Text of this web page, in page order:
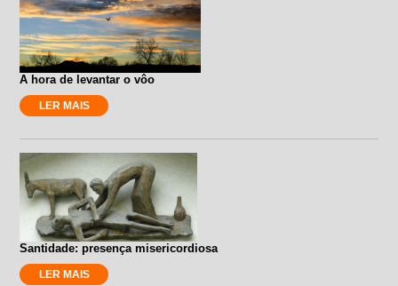
A hora de levantar o vôo
LER MAIS
Santidade: presença misericordiosa
LER MAIS